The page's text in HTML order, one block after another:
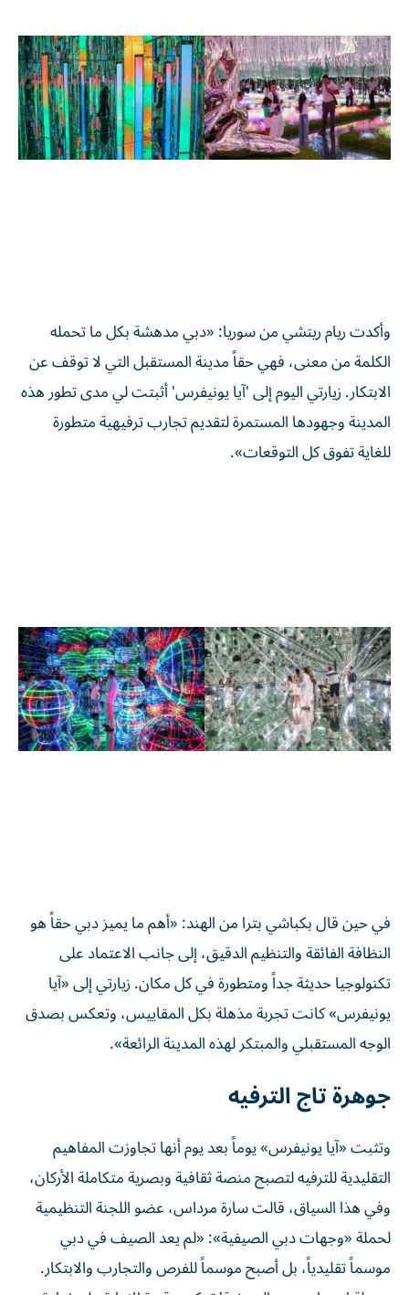
وأكدت ريام ريتشي من سوريا: «دبي مدهشة بكل ما تحمله
الكلمة من معنى، فهي حقاً مدينة المستقبل التي لا توقف عن
الابتكار. زيارتي اليوم إلى 'آيا يونيفرس' أثبتت لي مدى تطور هذه
المدينة وجهودها المستمرة لتقديم تجارب ترفيهية متطورة
للغاية تفوق كل التوقعات».
في حين قال بكباشي بترا من الهند: «أهم ما يميز دبي حقاً هو
النظافة الفائقة والتنظيم الدقيق، إلى جانب الاعتماد على
تكنولوجيا حديثة جداً ومتطورة في كل مكان. زيارتي إلى «آيا
يونيفرس» كانت تجربة مذهلة بكل المقاييس، وتعكس بصدق
الوجه المستقبلي والمبتكر لهذه المدينة الرائعة».
جوهرة تاج الترفيه
وتثبت «آيا يونيفرس» يوماً بعد يوم أنها تجاوزت المفاهيم
التقليدية للترفيه لتصبح منصة ثقافية وبصرية متكاملة الأركان،
وفي هذا السياق، قالت سارة مرداس، عضو اللجنة التنظيمية
لحملة «وجهات دبي الصيفية»: «لم يعد الصيف في دبي
موسماً تقليدياً، بل أصبح موسماً للفرص والتجارب والابتكار.